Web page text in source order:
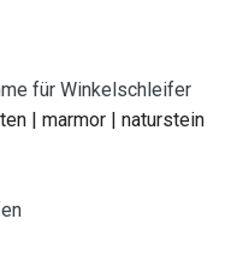
für Winkelschleifer
| marmor | naturstein